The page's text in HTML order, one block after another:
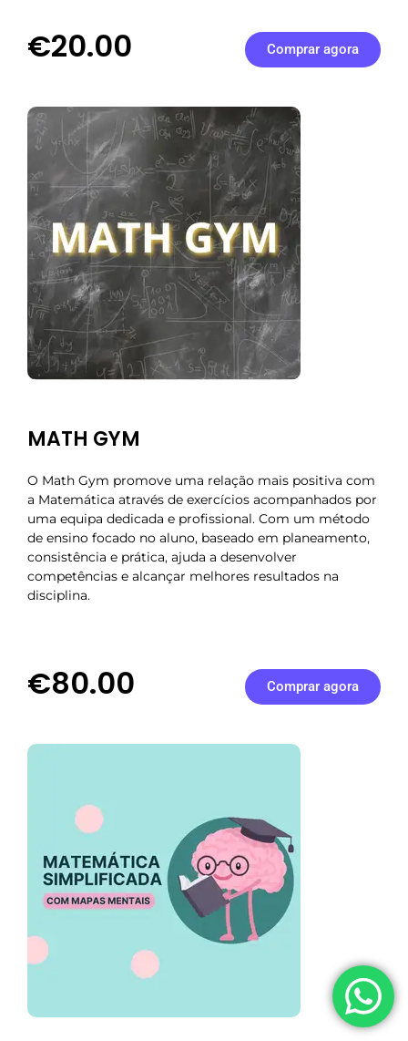
€20.00 Comprar agora
MATH GYM
O Math Gym promove uma relação mais positiva com
a Matemática através de exercícios acompanhados por
uma equipa dedicada e profissional. Com um método
de ensino focado no aluno, baseado em planeamento,
consistência e prática, ajuda a desenvolver
competências e alcançar melhores resultados na
disciplina.
€80.00 Comprar agora